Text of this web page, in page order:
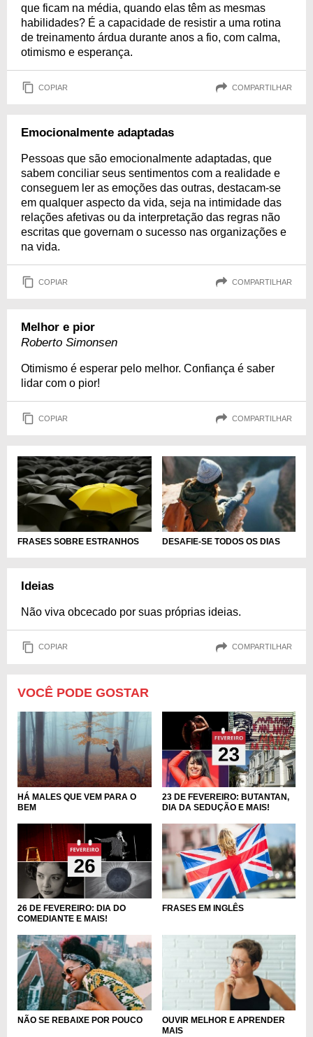
que ficam na média, quando elas têm as mesmas
habilidades? É a capacidade de resistir a uma rotina
de treinamento árdua durante anos a fio, com calma,
otimismo e esperança.
COPIAR COMPARTILHAR
Emocionalmente adaptadas
Pessoas que são emocionalmente adaptadas, que
sabem conciliar seus sentimentos com a realidade e
conseguem ler as emoções das outras, destacam-se
em qualquer aspecto da vida, seja na intimidade das
relações afetivas ou da interpretação das regras não
escritas que governam o sucesso nas organizações e
na vida.
COPIAR COMPARTILHAR
Melhor e pior
Roberto Simonsen
Otimismo é esperar pelo melhor. Confiança é saber
lidar com o pior!
COPIAR COMPARTILHAR
FRASES SOBRE ESTRANHOS DESAFIE-SE TODOS OS DIAS
Ideias
Não viva obcecado por suas próprias ideias.
COPIAR COMPARTILHAR
VOCÊ PODE GOSTAR
HÁ MALES QUE VEM PARA O
BEM
23 DE FEVEREIRO: BUTANTAN,
DIA DA SEDUÇÃO E MAIS!
26 DE FEVEREIRO: DIA DO
COMEDIANTE E MAIS!
FRASES EM INGLÊS
NÃO SE REBAIXE POR POUCO
OUVIR MELHOR E APRENDER
MAIS